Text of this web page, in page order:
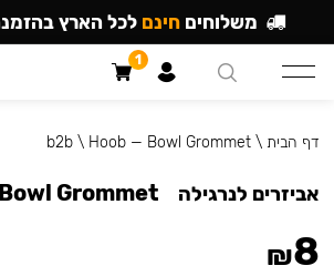
דף הבית \
b2b\ Hoob — Bowl Grommet
אביזרים לנרגילה Grommet
₪8
משלוחים חינם לכל הארץ בהזמנה
1